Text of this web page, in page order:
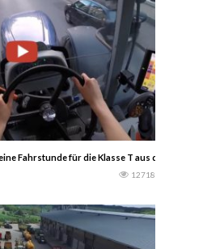
Fahrstunde für die Klasse T aus der Sicht
12718